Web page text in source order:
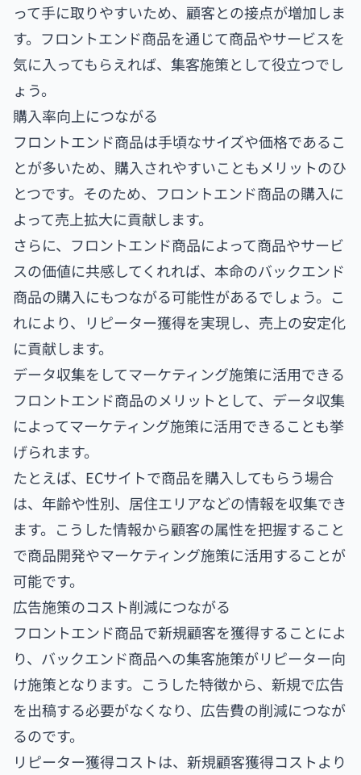
って手に取りやすいため、顧客との接点が増加しま
す。フロントエンド商品を通じて商品やサービスを
気に入ってもらえれば、集客施策として役立つでし
ょう。
購入率向上につながる
フロントエンド商品は手頃なサイズや価格であるこ
とが多いため、購入されやすいこともメリットのひ
とつです。そのため、フロントエンド商品の購入に
よって売上拡大に貢献します。
さらに、フロントエンド商品によって商品やサービ
スの価値に共感してくれれば、本命のバックエンド
商品の購入にもつながる可能性があるでしょう。こ
れにより、リピーター獲得を実現し、売上の安定化
に貢献します。
データ収集をしてマーケティング施策に活用できる
フロントエンド商品のメリットとして、データ収集
によってマーケティング施策に活用できることも挙
げられます。
たとえば、ECサイトで商品を購入してもらう場合
は、年齢や性別、居住エリアなどの情報を収集でき
ます。こうした情報から顧客の属性を把握すること
で商品開発やマーケティング施策に活用することが
可能です。
広告施策のコスト削減につながる
フロントエンド商品で新規顧客を獲得することによ
り、バックエンド商品への集客施策がリピーター向
け施策となります。こうした特徴から、新規で広告
を出稿する必要がなくなり、広告費の削減につなが
るのです。
リピーター獲得コストは、新規顧客獲得コストより